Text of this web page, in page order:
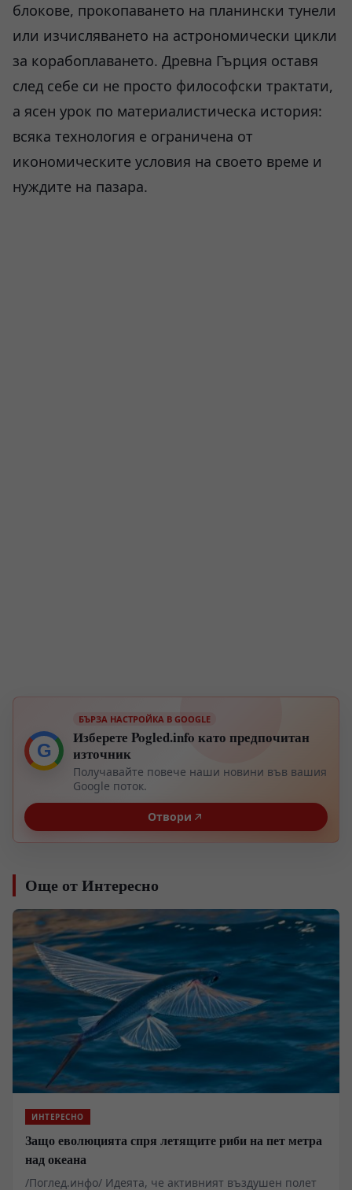
блокове, прокопаването на планински тунели
или изчисляването на астрономически цикли
за корабоплаването. Древна Гърция оставя
след себе си не просто философски трактати,
а ясен урок по материалистическа история:
всяка технология е ограничена от
икономическите условия на своето време и
нуждите на пазара.
G
БЪРЗА НАСТРОЙКА В GOOGLE
Изберете Pogled.info като предпочитан
източник
Получавайте повече наши новини във вашия
Google поток.
Отвори
Още от Интересно
ИНТЕРЕСНО
Защо еволюцията спря летящите риби на пет метра
над океана
/Поглед.инфо/ Идеята, че активният въздушен полет